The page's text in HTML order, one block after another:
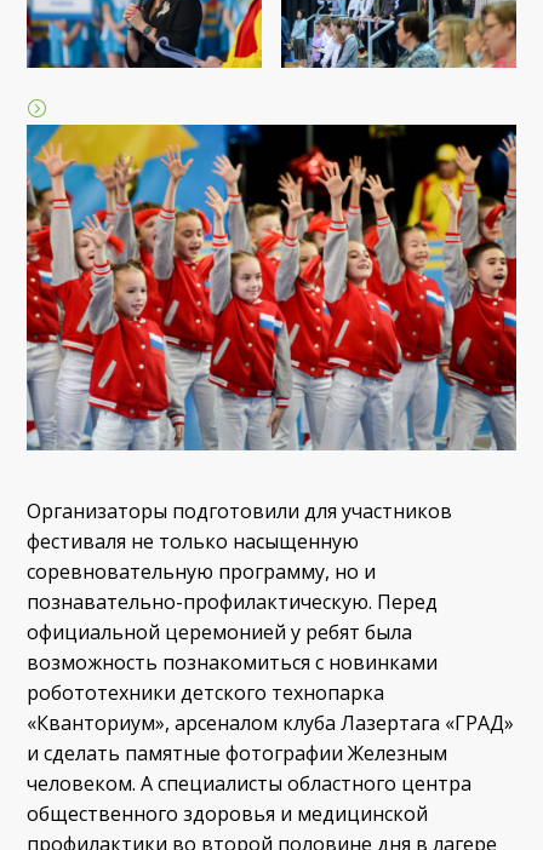
Организаторы подготовили для участников
фестиваля не только насыщенную
соревновательную программу, но и
познавательно-профилактическую. Перед
официальной церемонией у ребят была
возможность познакомиться с новинками
робототехники детского технопарка
«Кванториум», арсеналом клуба Лазертага «ГРАД»
и сделать памятные фотографии Железным
человеком. А специалисты областного центра
общественного здоровья и медицинской
профилактики во второй половине дня в лагере